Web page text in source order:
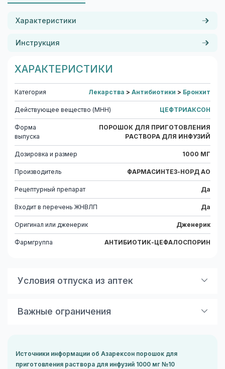
Характеристики
Инструкция
ХАРАКТЕРИСТИКИ
Категория Лекарства > Антибиотики > Бронхит
Действующее вещество (МНН) ЦЕФТРИАКСОН
Форма
выпуска
ПОРОШОК ДЛЯ ПРИГОТОВЛЕНИЯ
РАСТВОРА ДЛЯ ИНФУЗИЙ
Дозировка и размер 1000 МГ
Производитель ФАРМАСИНТЕЗ-НОРД АО
Рецептурный препарат Да
Входит в перечень ЖНВЛП Да
Оригинал или дженерик Дженерик
Фармгруппа АНТИБИОТИК-ЦЕФАЛОСПОРИН
Условия отпуска из аптек
Важные ограничения
вызванные чувствительными к цефтриаксону
микроорганизмами, в т.ч. перитонит, сепсис,
Источники информации об Азарексон порошок для
приготовления раствора для инфузий 1000 мг №10